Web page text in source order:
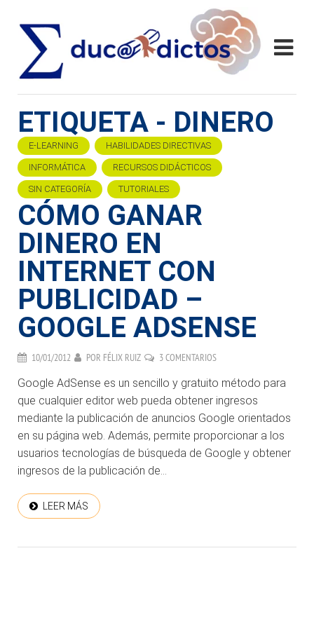
ETIQUETA - DINERO
E-LEARNING HABILIDADES DIRECTIVAS
INFORMÁTICA RECURSOS DIDÁCTICOS
SIN CATEGORÍA TUTORIALES
CÓMO GANAR
DINERO EN
INTERNET CON
PUBLICIDAD –
GOOGLE ADSENSE
10/01/2012 POR FÉLIX RUIZ 3 COMENTARIOS
Google AdSense es un sencillo y gratuito método para
que cualquier editor web pueda obtener ingresos
mediante la publicación de anuncios Google orientados
en su página web. Además, permite proporcionar a los
usuarios tecnologías de búsqueda de Google y obtener
ingresos de la publicación de...
LEER MÁS